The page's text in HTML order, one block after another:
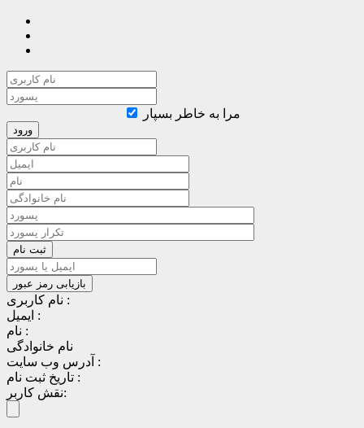
مرا به خاطر بسپار
نام کاربری :
ایمیل :
نام :
نام خانوادگی
آدرس وب سایت :
تاریخ ثبت نام :
نقش کاربر: